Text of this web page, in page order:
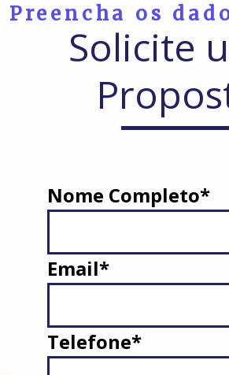
Preencha os
Solicite
Nome Completo*
Email*
Telefone*